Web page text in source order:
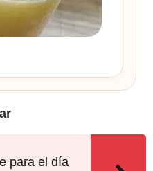
para el día